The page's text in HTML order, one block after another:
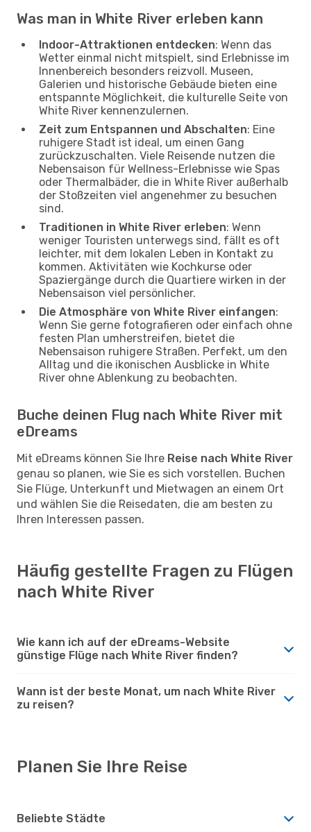
Was man in White River erleben kann
Indoor-Attraktionen entdecken: Wenn das
Wetter einmal nicht mitspielt, sind Erlebnisse im
Innenbereich besonders reizvoll. Museen,
Galerien und historische Gebäude bieten eine
entspannte Möglichkeit, die kulturelle Seite von
White River kennenzulernen.
Zeit zum Entspannen und Abschalten: Eine
ruhigere Stadt ist ideal, um einen Gang
zurückzuschalten. Viele Reisende nutzen die
Nebensaison für Wellness-Erlebnisse wie Spas
oder Thermalbäder, die in White River außerhalb
der Stoßzeiten viel angenehmer zu besuchen
sind.
Traditionen in White River erleben: Wenn
weniger Touristen unterwegs sind, fällt es oft
leichter, mit dem lokalen Leben in Kontakt zu
kommen. Aktivitäten wie Kochkurse oder
Spaziergänge durch die Quartiere wirken in der
Nebensaison viel persönlicher.
Die Atmosphäre von White River einfangen:
Wenn Sie gerne fotografieren oder einfach ohne
festen Plan umherstreifen, bietet die
Nebensaison ruhigere Straßen. Perfekt, um den
Alltag und die ikonischen Ausblicke in White
River ohne Ablenkung zu beobachten.
Buche deinen Flug nach White River mit
eDreams
Mit eDreams können Sie Ihre Reise nach White River
genau so planen, wie Sie es sich vorstellen. Buchen
Sie Flüge, Unterkunft und Mietwagen an einem Ort
und wählen Sie die Reisedaten, die am besten zu
Ihren Interessen passen.
Häufig gestellte Fragen zu Flügen
nach White River
Wie kann ich auf der eDreams-Website
günstige Flüge nach White River finden?
Wann ist der beste Monat, um nach White River
zu reisen?
Planen Sie Ihre Reise
Beliebte Städte